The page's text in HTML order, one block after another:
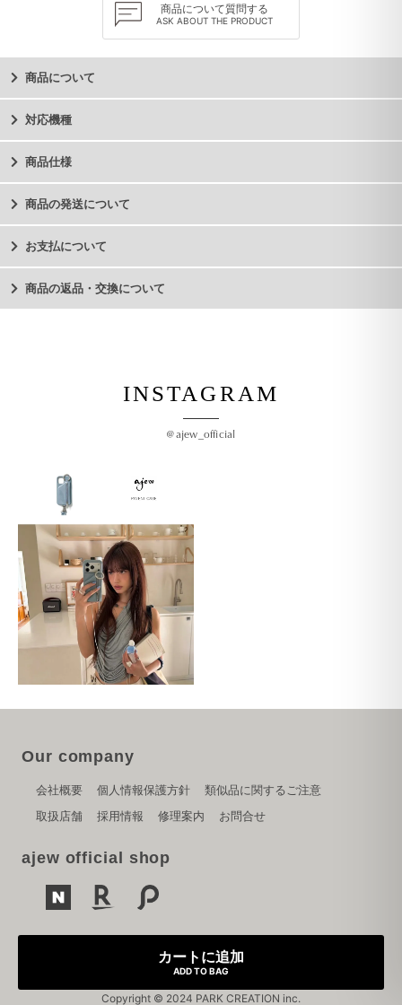
カートに追加
ADD TO BAG
商品について質問する
ASK ABOUT THE PRODUCT
商品について
対応機種
商品仕様
商品の発送について
お支払について
商品の返品・交換について
INSTAGRAM
@ajew_official
Our company
会社概要 個人情報保護方針
類似品に関するご注意
取扱店舗
採用情報 修理案内 お問合せ
ajew official shop
Copyright © 2024 PARK CREATION inc.